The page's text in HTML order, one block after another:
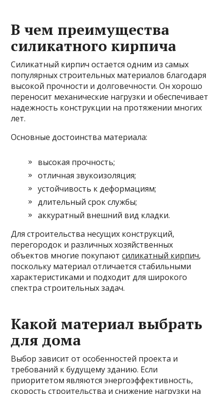
В чем преимущества
силикатного кирпича
Силикатный кирпич остается одним из самых
популярных строительных материалов благодаря
высокой прочности и долговечности. Он хорошо
переносит механические нагрузки и обеспечивает
надежность конструкции на протяжении многих
лет.
Основные достоинства материала:
высокая прочность;
отличная звукоизоляция;
устойчивость к деформациям;
длительный срок службы;
аккуратный внешний вид кладки.
Для строительства несущих конструкций,
перегородок и различных хозяйственных
объектов многие покупаютсиликатный кирпич,
поскольку материал отличается стабильными
характеристиками и подходит для широкого
спектра строительных задач.
Какой материал выбрать
для дома
Выбор зависит от особенностей проекта и
требований к будущему зданию. Если
приоритетом являются энергоэффективность,
скорость строительства и снижение нагрузки на